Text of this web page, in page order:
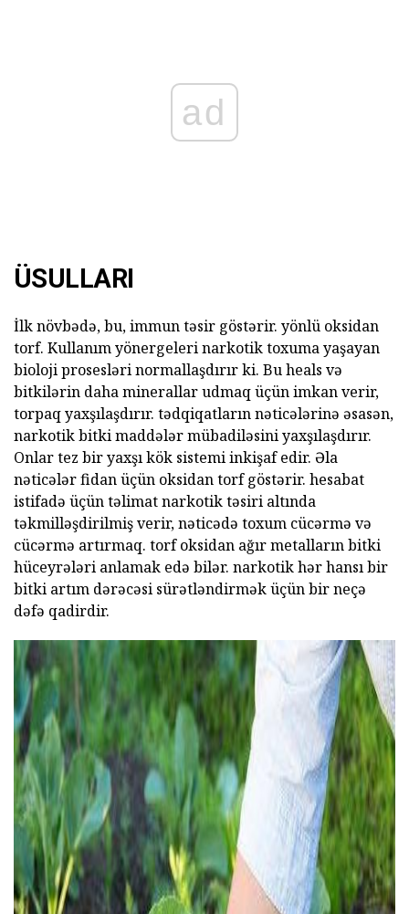
ad
ÜSULLARI
İlk növbədə, bu, immun təsir göstərir. yönlü oksidan
torf. Kullanım yönergeleri narkotik toxuma yaşayan
bioloji prosesləri normallaşdırır ki. Bu heals və
bitkilərin daha minerallar udmaq üçün imkan verir,
torpaq yaxşılaşdırır. tədqiqatların nəticələrinə əsasən,
narkotik bitki maddələr mübadiləsini yaxşılaşdırır.
Onlar tez bir yaxşı kök sistemi inkişaf edir. Əla
nəticələr fidan üçün oksidan torf göstərir. hesabat
istifadə üçün təlimat narkotik təsiri altında
təkmilləşdirilmiş verir, nəticədə toxum cücərmə və
cücərmə artırmaq. torf oksidan ağır metalların bitki
hüceyrələri anlamak edə bilər. narkotik hər hansı bir
bitki artım dərəcəsi sürətləndirmək üçün bir neçə
dəfə qadirdir.